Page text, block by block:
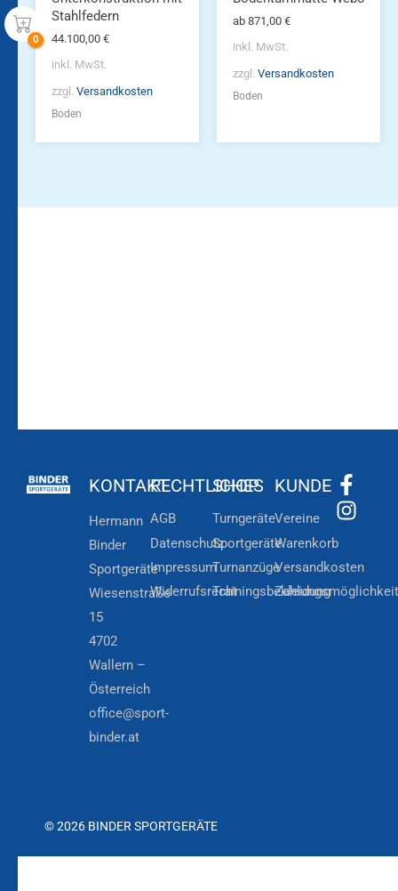
werden
Stahlfedern
44.100,00 €
inkl. MwSt.
zzgl. Versandkosten
Boden
werden
ab 871,00 €
inkl. MwSt.
zzgl. Versandkosten
Boden
KONTAKT
Hermann
Binder
Sportgeräte
Wiesenstraße
15
4702
Wallern –
Österreich
office@sport-
binder.at
RECHTLICHES
AGB
Datenschutz
Impressum
Widerrufsrecht
SHOP
Turngeräte
Sportgeräte
Turnanzüge
Trainingsbekleidung
KUNDE
Vereine
Warenkorb
Versandkosten
© 2026 BINDER SPORTGERÄTE